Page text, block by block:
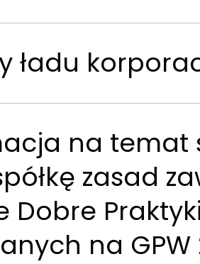
ładu
na temat
zasad
Dobre
na GPW